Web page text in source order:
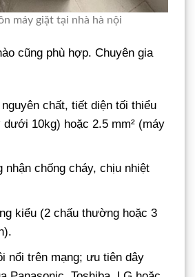
máy giặt tại nhà hà nội
cũng phù hợp. Chuyên gia
chất, tiết diện tối thiểu
dưới 10kg) hoặc 2.5 mm² (máy
nhận chống cháy, chịu nhiệt
kiểu (2 chấu thường hoặc 3
nổi trên mạng; ưu tiên dây